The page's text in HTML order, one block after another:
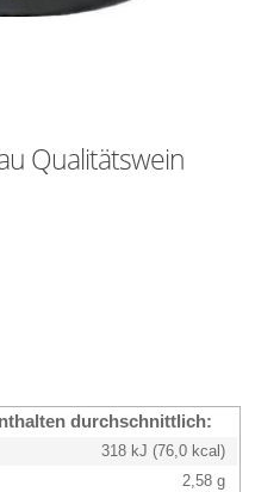
Qualitätswein
durchschnittlich:
318 kJ (76,0 kcal)
2,58 g